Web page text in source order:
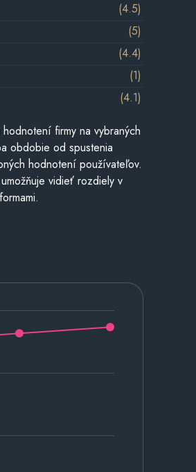
(4.5)
(5)
(4.4)
(1)
(4.1)
firmy na vybraných
obdobie od spustenia
hodnotení používateľov.
vidieť rozdiely v